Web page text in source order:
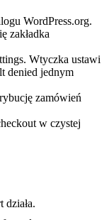
WordPress.org.
zakładka
Wtyczka ustawi
denied jednym
zamówień
w czystej
działa.